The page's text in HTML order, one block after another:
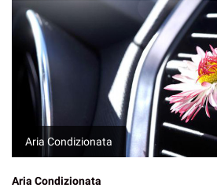
Aria Condizionata
Aria Condizionata